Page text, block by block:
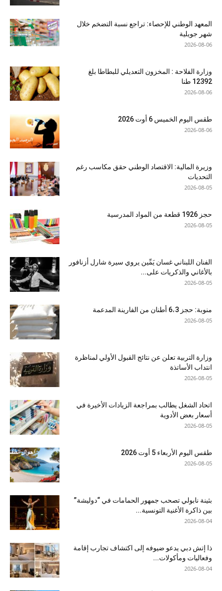
المعهد الوطني للإحصاء: تراجع نسبة التضخم خلال
شهر جويلية
2026-08-06
وزارة الفلاحة : المخزون التعديلي للبطاطا بلغ
12392 طنا
2026-08-06
طقس اليوم الخميس 6 أوت 2026
2026-08-06
وزيرة المالية: الاقتصاد الوطني حقق مكاسب رغم
التحديات
2026-08-05
حجز 1926 قطعة من المواد المدرسية
2026-08-05
الفنان اللبناني غسان يَمِّين يروي سيرة شارل أزنافور
بالأغاني والذكريات على...
2026-08-05
منوبة: حجز 6،3 أطنان من الفارينة المدعمة
2026-08-05
وزارة التربية تعلن عن نتائج القبول الأولي لمناظرة
انتداب الأساتذة
2026-08-05
اتحاد الشغل يطالب بمراجعة الزيادات الأخيرة في
أسعار بعض الأدوية
2026-08-05
طقس اليوم الأربعاء 5 أوت 2026
2026-08-05
بثينة نابولي تصحب جمهور الحمامات في “دوليشة”
بين ذاكرة الأغنية التونسية...
2026-08-04
ذا إتش دبي يدعو ضيوفه إلى اكتشاف تجارب إقامة
وفعاليات ومأكولات...
2026-08-04